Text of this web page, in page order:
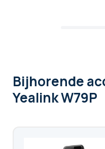
Bijhorende
Yealink W79P